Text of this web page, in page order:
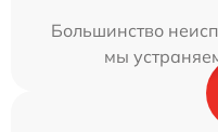
Большинство
мы